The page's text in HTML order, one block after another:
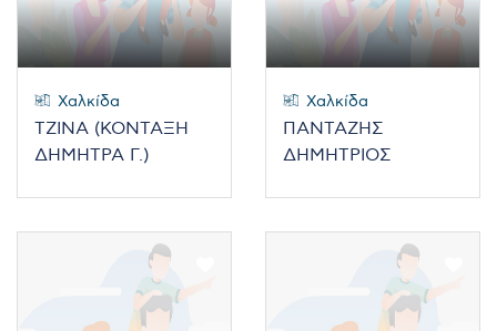
Χαλκίδα
ΤΖΙΝΑ (ΚΟΝΤΑΞΗ
ΔΗΜΗΤΡΑ Γ.)
Χαλκίδα
ΠΑΝΤΑΖΗΣ
ΔΗΜΗΤΡΙΟΣ